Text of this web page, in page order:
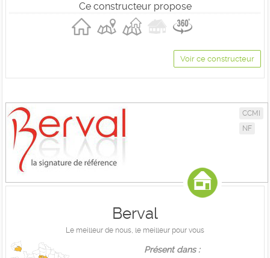
Ce constructeur propose
Voir ce constructeur
CCMI
NF
Berval
Le meilleur de nous, le meilleur pour vous
Présent dans :